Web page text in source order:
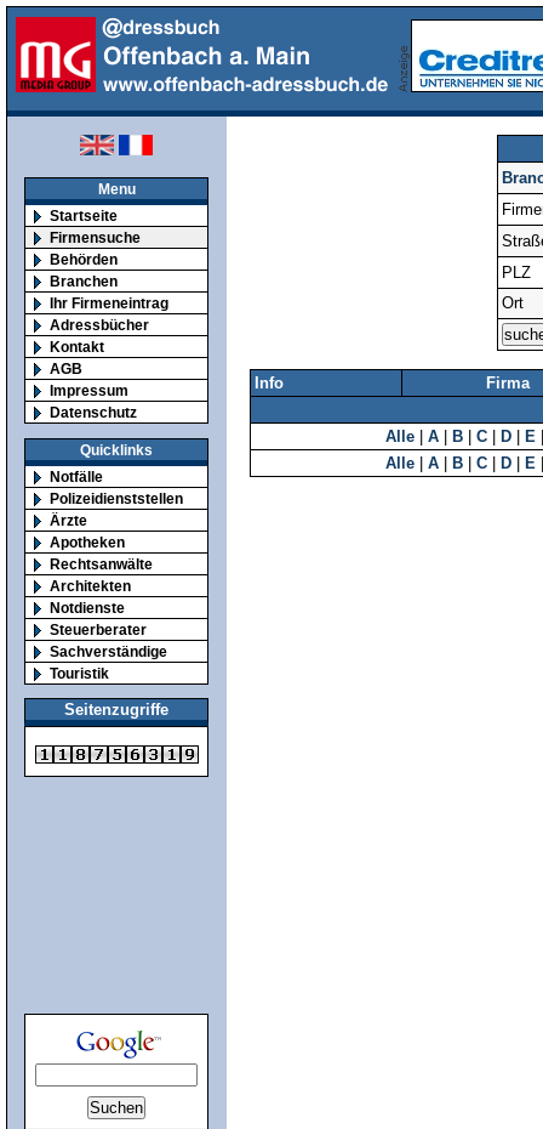
Menu
Startseite
Firmensuche
Behörden
Branchen
Ihr Firmeneintrag
Adressbücher
Kontakt
AGB
Impressum
Datenschutz
Quicklinks
Notfälle
Polizeidienststellen
Ärzte
Apotheken
Rechtsanwälte
Architekten
Notdienste
Steuerberater
Sachverständige
Touristik
Seitenzugriffe
PLZ
Ort
Info Firma
Alle A B C D E
Alle
A B C D E